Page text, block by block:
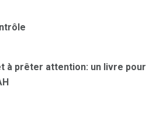
à prêter attention: un livre pour